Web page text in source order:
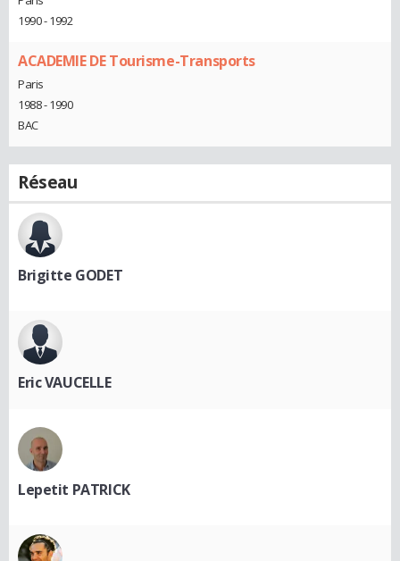
1990 - 1992
ACADEMIE DE Tourisme-Transports
Paris
1988 - 1990
BAC
Réseau
Brigitte GODET
Eric VAUCELLE
Lepetit PATRICK